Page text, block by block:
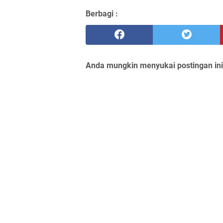
Berbagi :
Anda mungkin menyukai postingan